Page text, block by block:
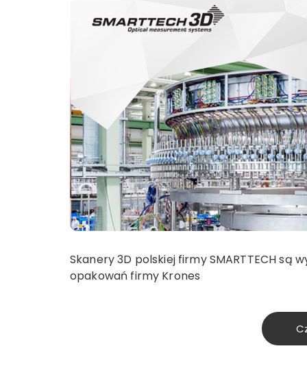
Skanery 3D polskiej firmy SMARTTECH
opakowań firmy Krones